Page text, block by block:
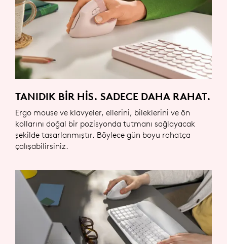
TANIDIK BIR HIS. SADECE DAHA RAHAT.
Ergo mouse ve klavyeler, ellerini, bileklerini ve ön
kollarını doğal bir pozisyonda tutmanı sağlayacak
şekilde tasarlanmıştır. Böylece gün boyu rahatça
çalışabilirsiniz.